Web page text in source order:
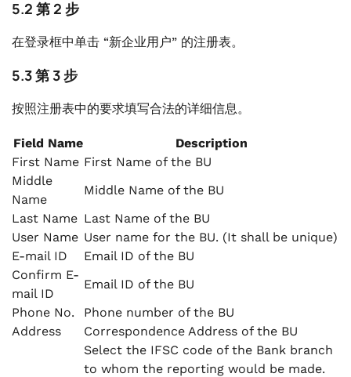
5.2 第 2 步
在登录框中单击 “新企业用户” 的注册表。
5.3 第 3 步
按照注册表中的要求填写合法的详细信息。
Field Name
Description
First Name First Name of the BU
Middle
Name
Middle Name of the BU
Last Name Last Name of the BU
User Name User name for the BU. (It shall be unique)
E-mail ID
Email ID of the BU
Confirm E-
mail ID
Email ID of the BU
Phone No.
Phone number of the BU
Address
Correspondence Address of the BU
Select the IFSC code of the Bank branch
to whom the reporting would be made.